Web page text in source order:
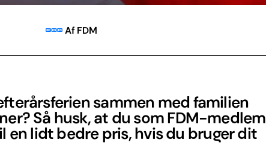
Af FDM
sammen med familien
Så husk, at du som FDM-medlem
en lidt bedre pris, hvis du bruger dit